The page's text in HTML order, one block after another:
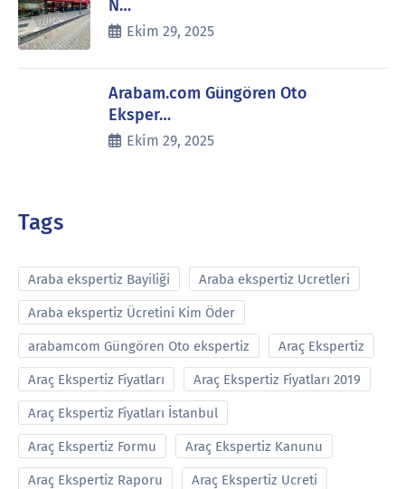
N…
Ekim 29, 2025
Arabam.com Güngören Oto
Eksper…
Ekim 29, 2025
Tags
Araba ekspertiz Bayiliği Araba ekspertiz Ucretleri
Araba ekspertiz Ücretini Kim Öder
arabamcom Güngören Oto ekspertiz Araç Ekspertiz
Araç Ekspertiz Fiyatları Araç Ekspertiz Fiyatları 2019
Araç Ekspertiz Fiyatları İstanbul
Araç Ekspertiz Formu Araç Ekspertiz Kanunu
Araç Ekspertiz Raporu Araç Ekspertiz Ucreti